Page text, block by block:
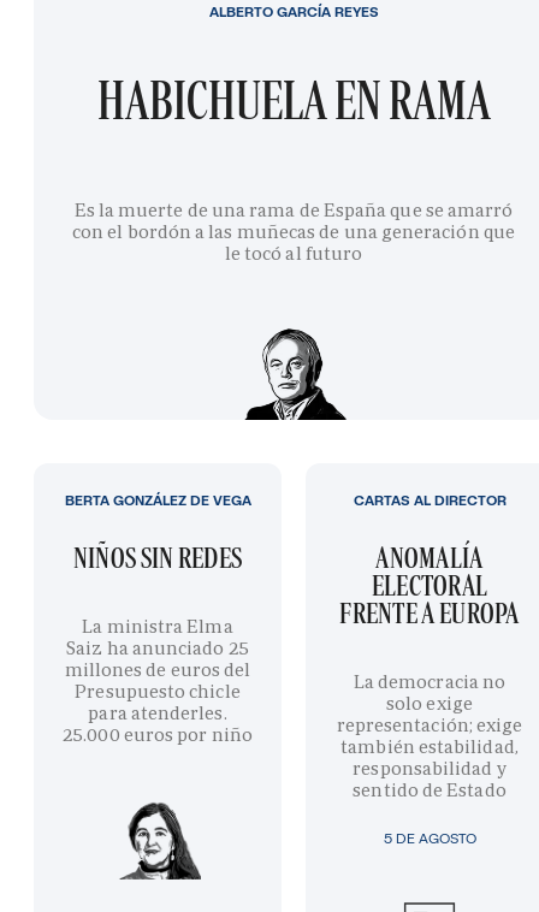
HABICHUELA EN RAMA
Es la muerte de una rama de España que se amarró
con el bordón a las muñecas de una generación que
le tocó al futuro
ALBERTO GARCÍA REYES
NIÑOS SIN REDES
La ministra Elma
Saiz ha anunciado 25
millones de euros del
Presupuesto chicle
para atenderles.
25.000 euros por niño
BERTA GONZÁLEZ DE VEGA
5 DE AGOSTO
ANOMALÍA
ELECTORAL
FRENTE A EUROPA
La democracia no
solo exige
representación; exige
también estabilidad,
responsabilidad y
sentido de Estado
CARTAS AL DIRECTOR